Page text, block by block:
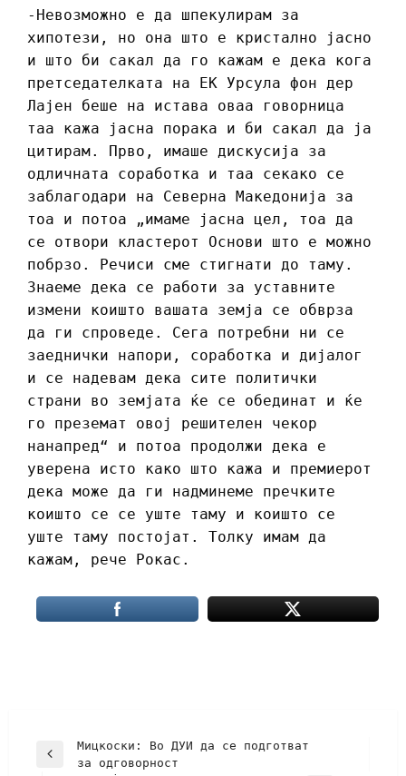
-Невозможно е да шпекулирам за
хипотези, но она што е кристално јасно
и што би сакал да го кажам е дека кога
претседателката на ЕК Урсула фон дер
Лајен беше на истава оваа говорница
таа кажа јасна порака и би сакал да ја
цитирам. Прво, имаше дискусија за
одличната соработка и таа секако се
заблагодари на Северна Македонија за
тоа и потоа „имаме јасна цел, тоа да
се отвори кластерот Основи што е можно
побрзо. Речиси сме стигнати до таму.
Знаеме дека се работи за уставните
измени коишто вашата земја се обврза
да ги спроведе. Сега потребни ни се
заеднички напори, соработка и дијалог
и се надевам дека сите политички
страни во земјата ќе се обединат и ќе
го преземат овој решителен чекор
нанапред“ и потоа продолжи дека е
уверена исто како што кажа и премиерот
дека може да ги надминеме пречките
коишто се се уште таму и коишто се
уште таму постојат. Толку имам да
кажам, рече Рокас.
Мицкоски: Во ДУИ да се подготват
за одговорност